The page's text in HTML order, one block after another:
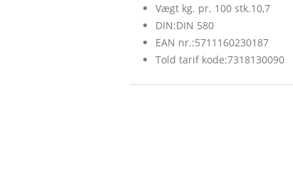
Vægt kg. pr. 100 stk.10,7
DIN:DIN 580
EAN nr.:5711160230187
Told tarif kode:7318130090